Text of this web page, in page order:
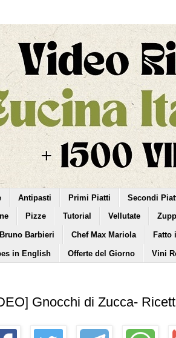
Antipasti Primi Piatti Secondi
Pizze Tutorial Vellutate
Barbieri Chef Max Mariola Fatto
in English Offerte del Giorno Vini
Gnocchi di Zucca-